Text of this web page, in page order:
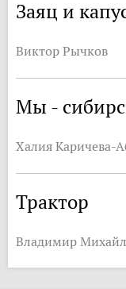
Заяц и
Виктор Рычков
Мы -
Халия Каричева-
Трактор
Владимир